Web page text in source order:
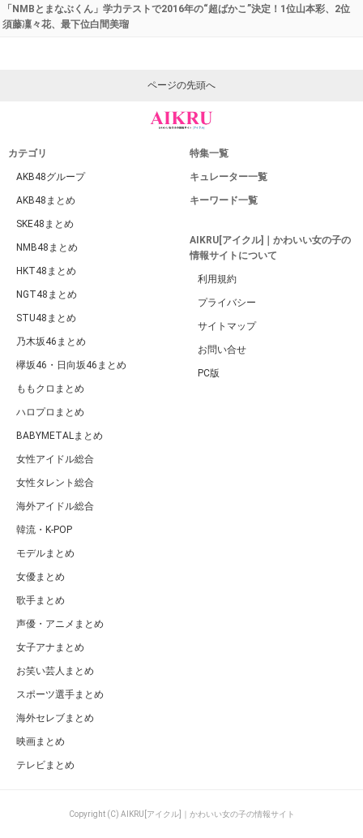
「NMBとまなぶくん」学力テストで2016年の“超ばかこ”決定！1位山本彩、2位
須藤凜々花、最下位白間美瑠
ページの先頭へ
カテゴリ
AKB48グループ
AKB48まとめ
SKE48まとめ
NMB48まとめ
HKT48まとめ
NGT48まとめ
STU48まとめ
乃木坂46まとめ
欅坂46・日向坂46まとめ
ももクロまとめ
ハロプロまとめ
BABYMETALまとめ
女性アイドル総合
女性タレント総合
海外アイドル総合
韓流・K-POP
モデルまとめ
女優まとめ
歌手まとめ
声優・アニメまとめ
女子アナまとめ
お笑い芸人まとめ
スポーツ選手まとめ
海外セレブまとめ
映画まとめ
テレビまとめ
特集一覧
キュレーター一覧
キーワード一覧
AIKRU[アイクル]｜かわいい女の子の
情報サイトについて
利用規約
プライバシー
サイトマップ
お問い合せ
PC版
Copyright (C) AIKRU[アイクル]｜かわいい女の子の情報サイト